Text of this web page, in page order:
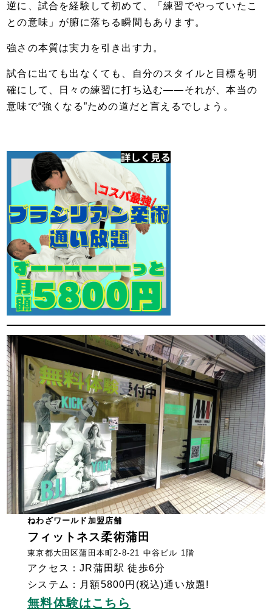
逆に、試合を経験して初めて、「練習でやっていたこ
との意味」が腑に落ちる瞬間もあります。
強さの本質は実力を引き出す力。
試合に出ても出なくても、自分のスタイルと目標を明
確にして、日々の練習に打ち込む――それが、本当の
意味で“強くなる”ための道だと言えるでしょう。
ねわざワールド加盟店舗
フィットネス柔術蒲田
東京都大田区蒲田本町2-8-21 中谷ビル 1階
アクセス：JR蒲田駅 徒歩6分
システム：月額5800円(税込)通い放題!
無料体験はこちら